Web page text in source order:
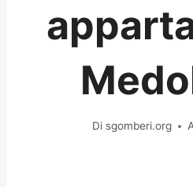
Di sgomberi.org